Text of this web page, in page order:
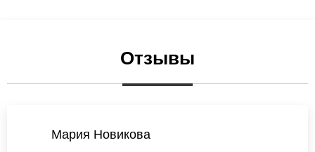
Отзывы
Татьяна Кузнецова